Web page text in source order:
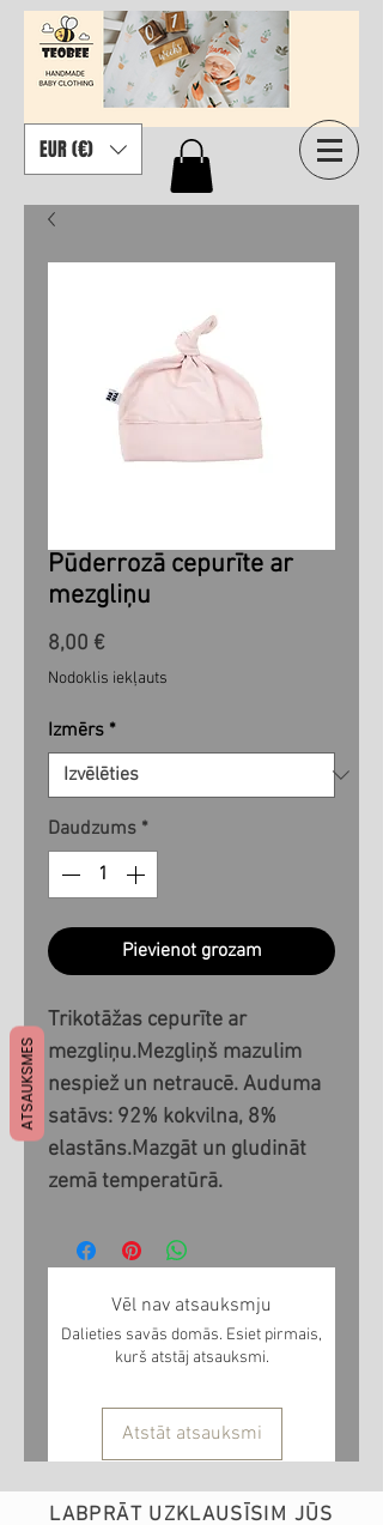
EUR (€)
Pūderrozā cepurīte ar
mezgliņu
8,00 €Cena
Nodoklis iekļauts
Izmērs *
Daudzums *
Pievienot grozam
Trikotāžas cepurīte ar
mezgliņu.Mezgliņš mazulim
nespiež un netraucē. Auduma
satāvs: 92% kokvilna, 8%
elastāns.Mazgāt un gludināt
zemā temperatūrā.
Vēl nav atsauksmju
Dalieties savās domās. Esiet pirmais,
kurš atstāj atsauksmi.
Atstāt atsauksmi
LABPRĀT UZKLAUSĪSIM JŪS
ATSAUKSMES